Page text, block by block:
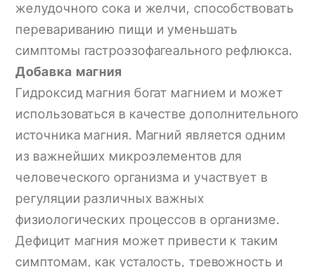
желудочного сока и желчи, способствовать
перевариванию пищи и уменьшать
симптомы гастроэзофагеального рефлюкса.
Добавка магния
Гидроксид магния богат магнием и может
использоваться в качестве дополнительного
источника магния. Магний является одним
из важнейших микроэлементов для
человеческого организма и участвует в
регуляции различных важных
физиологических процессов в организме.
Дефицит магния может привести к таким
симптомам, как усталость, тревожность и